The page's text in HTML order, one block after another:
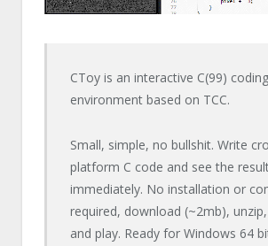
CToy is an interactive C(99) coding
environment based on TCC.
Small, simple, no bullshit. Write
platform C code and see the
immediately. No installation or
required, download (~2mb),
and play. Ready for Windows 64